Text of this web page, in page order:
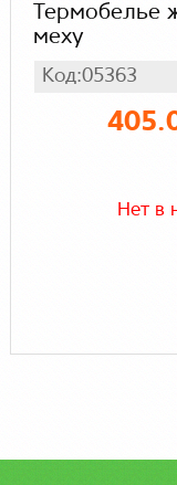
Термобелье
меху
Код:05363
Нет в